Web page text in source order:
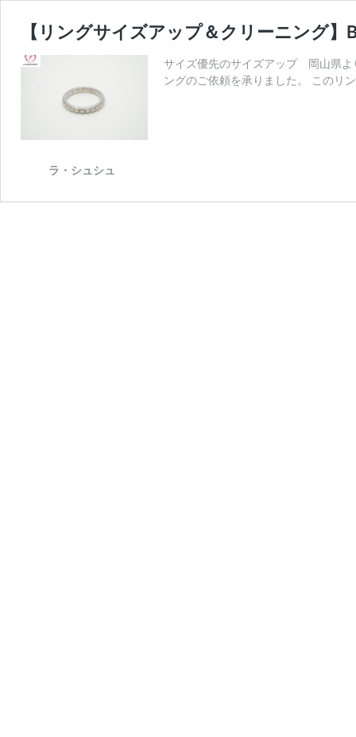
【リングサイズアップ＆クリーニング
サイズ優先のサイズアップ 岡山県よ
ングのご依頼を承りました。 このリ
ラ・シュシュ